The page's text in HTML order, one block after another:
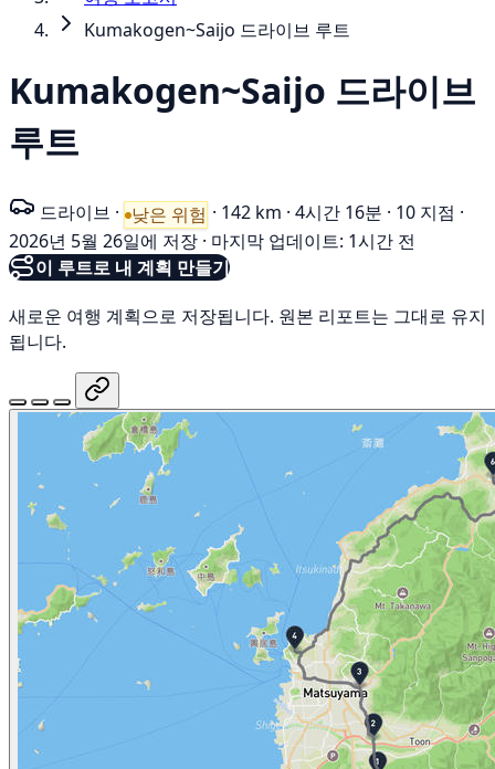
Kumakogen~Saijo 드라이브 루트
Kumakogen~Saijo 드라이브
루트
드라이브 · 낮은 위험 · 142 km · 4시간 16분 · 10 지점 ·
2026년 5월 26일에 저장 · 마지막 업데이트: 1시간 전
이 루트로 내 계획 만들기
새로운 여행 계획으로 저장됩니다. 원본 리포트는 그대로 유지
됩니다.